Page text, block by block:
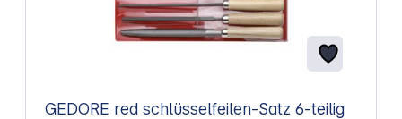
GEDORE red schlüsselfeilen-Satz 6-teilig